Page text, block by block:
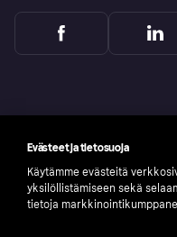
Evästeet ja tietosuoja
Käytämme evästeitä
yksilöllistämiseen sekä
tietoja